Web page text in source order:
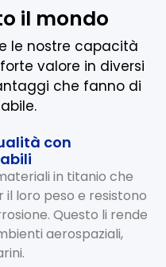
il mondo
le nostre capacità
valore in diversi
che fanno di
con
in titanio che
loro peso e resistono
Questo li rende
aerospaziali,